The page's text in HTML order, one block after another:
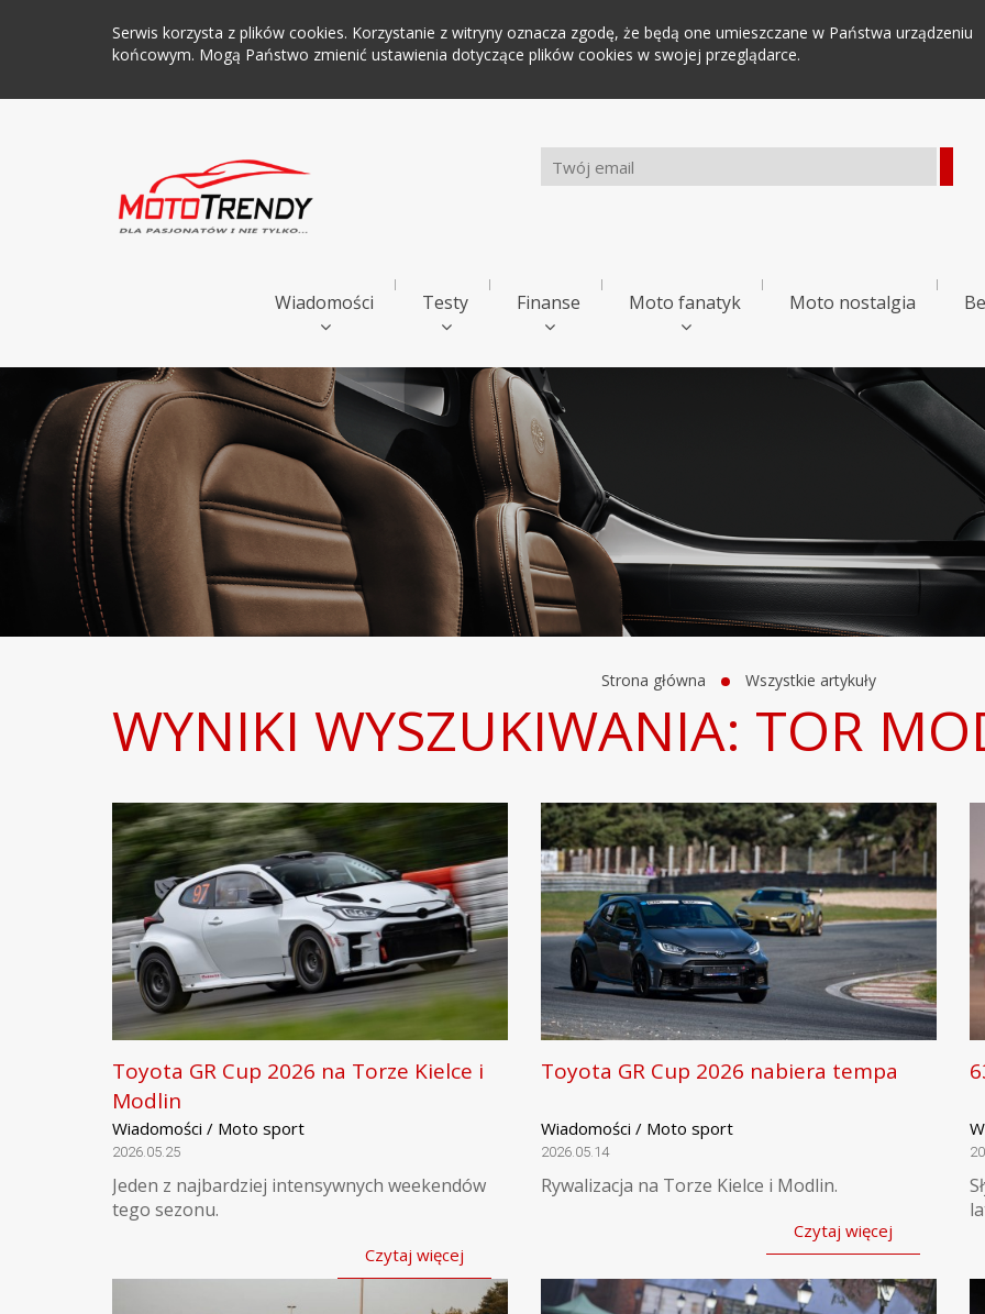
Serwis korzysta z plików cookies. Korzystanie z witryny oznacza zgodę, że będą one umieszczane w Państwa urządzeniu
końcowym. Mogą Państwo zmienić ustawienia dotyczące plików cookies w swojej przeglądarce.
Wiadomości Testy Finanse Moto fanatyk Moto nostalgia
Strona główna Wszystkie artykuły
WYNIKI WYSZUKIWANIA: TOR
Toyota GR Cup 2026 na Torze Kielce i
Modlin
Wiadomości / Moto sport
2026.05.25
Jeden z najbardziej intensywnych weekendów
tego sezonu.
Czytaj więcej
Toyota GR Cup 2026 nabiera tempa
Wiadomości / Moto sport
2026.05.14
Rywalizacja na Torze Kielce i Modlin.
Czytaj więcej